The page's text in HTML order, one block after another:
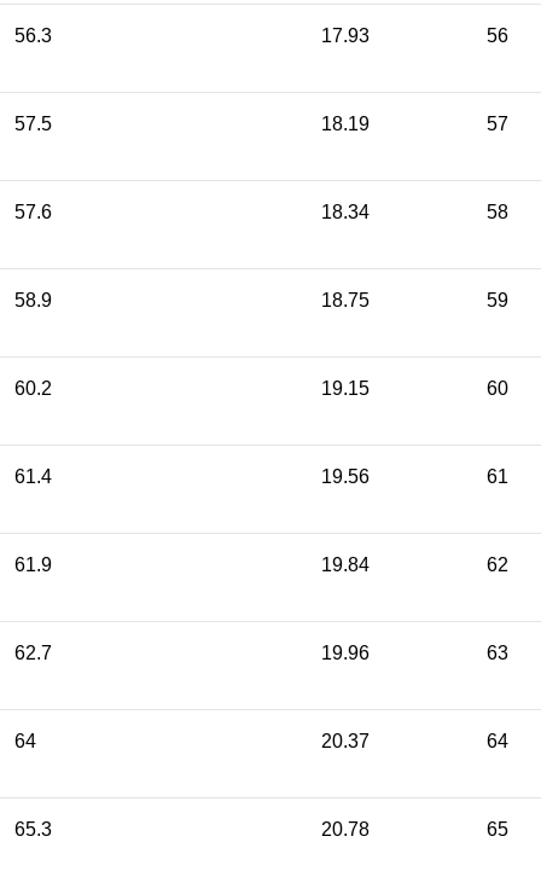
56.3 17.93 56
57.5 18.19 57
57.6 18.34 58
58.9 18.75 59
60.2 19.15 60
61.4 19.56 61
61.9 19.84 62
62.7 19.96 63
64 20.37 64
65.3 20.78 65